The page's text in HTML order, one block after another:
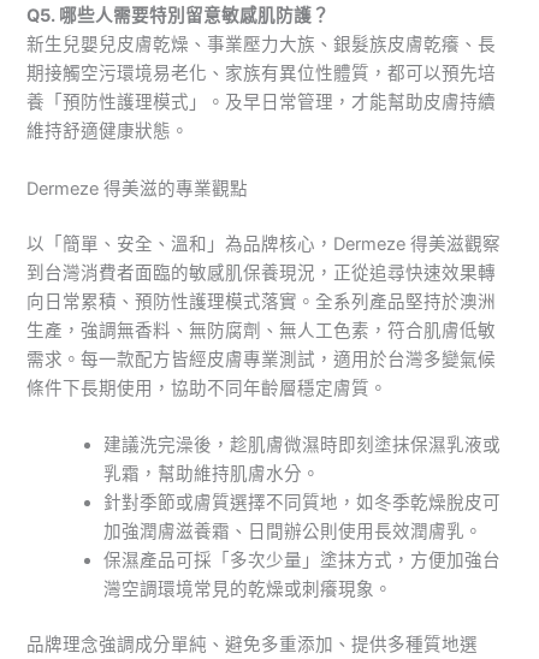
Q5. 哪些人需要特別留意敏感肌防護？
新生兒嬰兒皮膚乾燥、事業壓力大族、銀髮族皮膚乾癢、長
期接觸空污環境易老化、家族有異位性體質，都可以預先培
養「預防性護理模式」。及早日常管理，才能幫助皮膚持續
維持舒適健康狀態。
Dermeze 得美滋的專業觀點
以「簡單、安全、溫和」為品牌核心，Dermeze 得美滋觀察
到台灣消費者面臨的敏感肌保養現況，正從追尋快速效果轉
向日常累積、預防性護理模式落實。全系列產品堅持於澳洲
生產，強調無香料、無防腐劑、無人工色素，符合肌膚低敏
需求。每一款配方皆經皮膚專業測試，適用於台灣多變氣候
條件下長期使用，協助不同年齡層穩定膚質。
建議洗完澡後，趁肌膚微濕時即刻塗抹保濕乳液或
乳霜，幫助維持肌膚水分。
針對季節或膚質選擇不同質地，如冬季乾燥脫皮可
加強潤膚滋養霜、日間辦公則使用長效潤膚乳。
保濕產品可採「多次少量」塗抹方式，方便加強台
灣空調環境常見的乾燥或刺癢現象。
品牌理念強調成分單純、避免多重添加、提供多種質地選